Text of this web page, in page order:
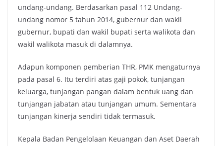
undang-undang. Berdasarkan pasal 112 Undang-
undang nomor 5 tahun 2014, gubernur dan wakil
gubernur, bupati dan wakil bupati serta walikota dan
wakil walikota masuk di dalamnya.
Adapun komponen pemberian THR, PMK mengaturnya
pada pasal 6. Itu terdiri atas gaji pokok, tunjangan
keluarga, tunjangan pangan dalam bentuk uang dan
tunjangan jabatan atau tunjangan umum. Sementara
tunjangan kinerja sendiri tidak termasuk.
Kepala Badan Pengelolaan Keuangan dan Aset Daerah